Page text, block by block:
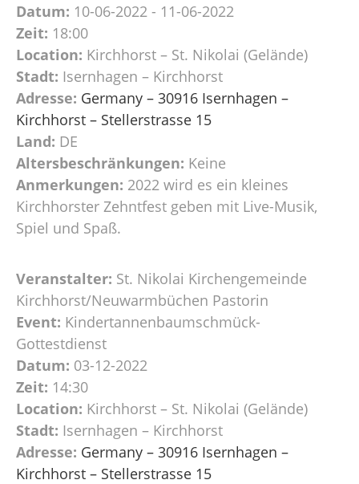
Datum: 10-06-2022 - 11-06-2022
Zeit: 18:00
Location: Kirchhorst – St. Nikolai (Gelände)
Stadt: Isernhagen – Kirchhorst
Adresse: Germany – 30916 Isernhagen –
Kirchhorst – Stellerstrasse 15
Land: DE
Altersbeschränkungen: Keine
Anmerkungen: 2022 wird es ein kleines
Kirchhorster Zehntfest geben mit Live-Musik,
Spiel und Spaß.
Veranstalter: St. Nikolai Kirchengemeinde
Kirchhorst/Neuwarmbüchen Pastorin
Event: Kindertannenbaumschmück-
Gottestdienst
Datum: 03-12-2022
Zeit: 14:30
Location: Kirchhorst – St. Nikolai (Gelände)
Stadt: Isernhagen – Kirchhorst
Adresse: Germany – 30916 Isernhagen –
Kirchhorst – Stellerstrasse 15